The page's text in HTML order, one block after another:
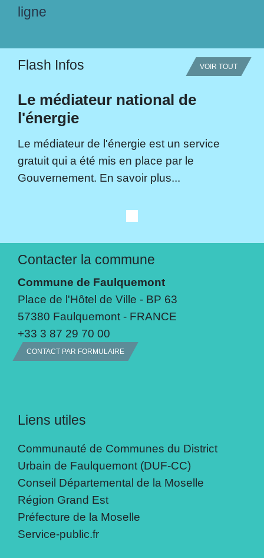
ligne
Flash Infos VOIR TOUT
Le médiateur national de
l'énergie
Le médiateur de l'énergie est un service
gratuit qui a été mis en place par le
Gouvernement. En savoir plus...
Contacter la commune
Commune de Faulquemont
Place de l'Hôtel de Ville - BP 63
57380 Faulquemont - FRANCE
+33 3 87 29 70 00
CONTACT PAR FORMULAIRE
Liens utiles
Communauté de Communes du District
Urbain de Faulquemont (DUF-CC)
Conseil Départemental de la Moselle
Région Grand Est
Préfecture de la Moselle
Service-public.fr